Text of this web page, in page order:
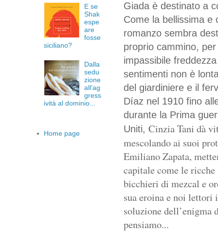
Giada è destinato a
Come la bellissima e
romanzo sembra
proprio cammino,
impassibile
sentimenti non è
del giardiniere e il
Díaz nel 1910 fino
durante la Prima
Uniti, Cinzia Tani dà
mescolando ai suoi
Emiliano Zapata,
capitale come le
bicchieri di mezcal e
sua eroina e noi
soluzione dell’enigma
pensiamo...
E se
Shak
espe
are
fosse
siciliano?
Dalla
sedu
zione
all’ag
gress
ività al dominio...
Home page